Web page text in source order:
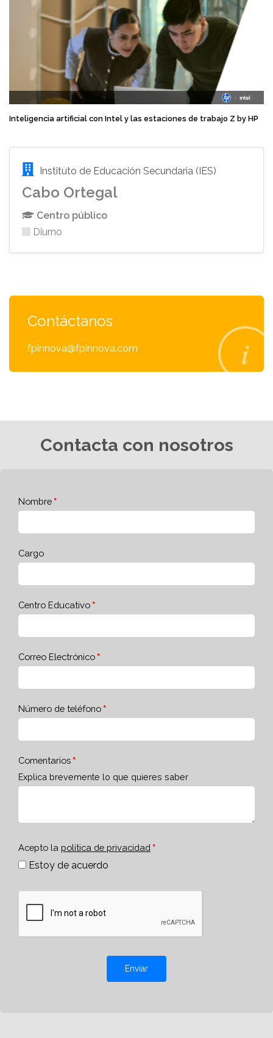
Inteligencia artificial con Intel y las estaciones de trabajo Z by HP
Instituto de Educación Secundaria (IES)
Cabo Ortegal
Centro público
Diurno
Contáctanos
fpinnova@fpinnova.com
Contacta con nosotros
Nombre
Cargo
Centro Educativo
Correo Electrónico
Número de teléfono
Comentarios
Explica brevemente lo que quieres saber
Acepto la política de privacidad
Estoy de acuerdo
Enviar